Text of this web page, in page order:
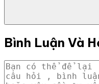
Bình Luận Và